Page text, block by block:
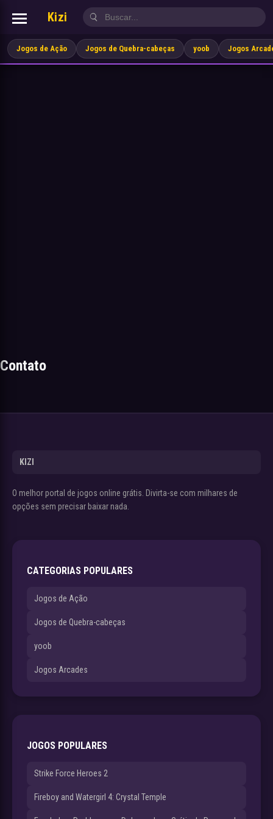
Kizi
Jogos de Ação Jogos de Quebra-cabeças yoob Jogos
Contato
KIZI
O melhor portal de jogos online grátis. Divirta-se com milhares de
opções sem precisar baixar nada.
CATEGORIAS POPULARES
Jogos de Ação
Jogos de Quebra-cabeças
yoob
Jogos Arcades
JOGOS POPULARES
Strike Force Heroes 2
Fireboy and Watergirl 4: Crystal Temple